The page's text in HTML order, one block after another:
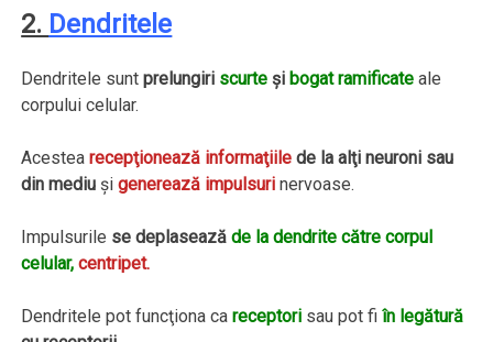
2. Dendritele
Dendritele suntprelungiri scurte şibogat ramificate ale
corpului celular.
Acestearecepţionează informaţiile de la alţi neuroni sau
din mediu şi generează impulsuri nervoase.
Impulsurile se deplaseazăde la dendrite către corpul
celular,centripet.
Dendritele pot funcţiona careceptori sau pot fiîn legătură